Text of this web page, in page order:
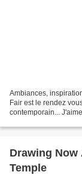
Ambiances,
Fair est le rendez
contemporain...
Drawing Now
Temple